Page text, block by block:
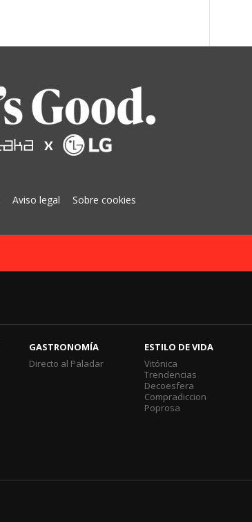
Aviso legal Sobre cookies
GASTRONOMÍA
Directo al Paladar
ESTILO DE VIDA
Vitónica
Trendencias
Decoesfera
Compradiccion
Poprosa